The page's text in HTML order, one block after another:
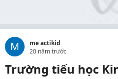
M
me actikid
20 năm trước
Trường tiểu học